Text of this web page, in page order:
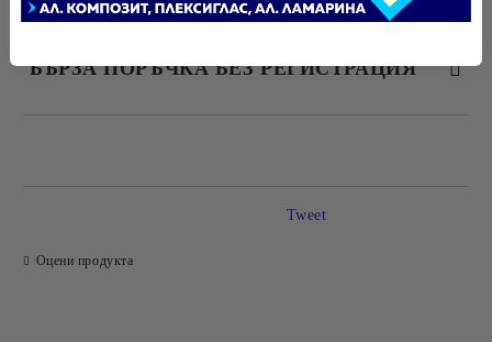
БЪРЗА ПОРЪЧКА БЕЗ РЕГИСТРАЦИЯ
Оцени продукта
Tweet